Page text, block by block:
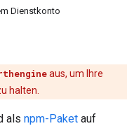
Dienstkonto
aus, um Ihre
halten.
als npm-Paket auf